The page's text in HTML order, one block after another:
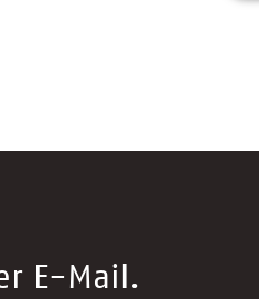
E-Mail.